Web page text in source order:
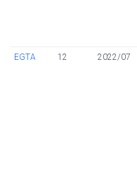
EGTA 12 2022/07